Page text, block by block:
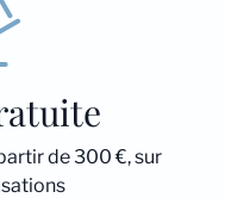
de 300 €, sur